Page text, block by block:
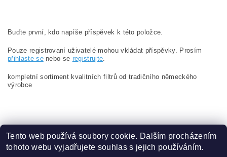
Buďte první, kdo napíše příspěvek k této položce.
Pouze registrovaní uživatelé mohou vkládat příspěvky. Prosím
přihlaste senebo se registrujte
kompletní sortiment kvalitních filtrů od tradičního německého
výrobce
Zboží.cz | Heureka.cz
Tento web používá soubory cookie. Dalším procházením
tohoto webu vyjadřujete souhlas s jejich používáním.